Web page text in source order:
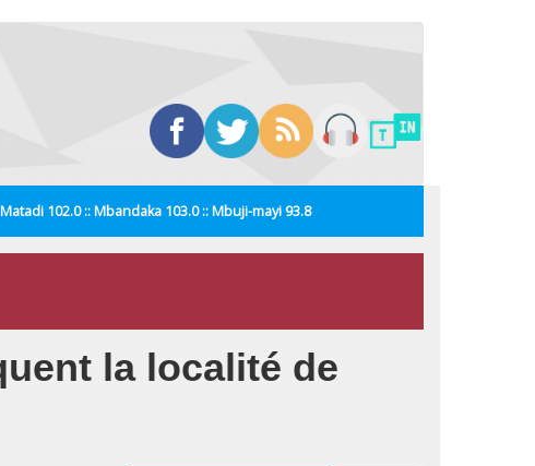
102.0 :: Mbandaka 103.0 :: Mbuji-mayi 93.8
la localité de